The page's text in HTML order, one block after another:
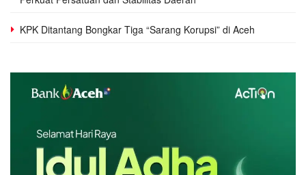
KPK Ditantang Bongkar Tiga “Sarang Korupsi” di Aceh